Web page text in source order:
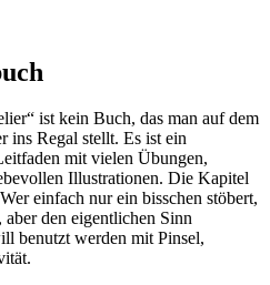
ist kein Buch, das man auf dem
ins Regal stellt. Es ist ein
mit vielen Übungen,
Illustrationen. Die Kapitel
einfach nur ein bisschen stöbert,
den eigentlichen Sinn
benutzt werden mit Pinsel,